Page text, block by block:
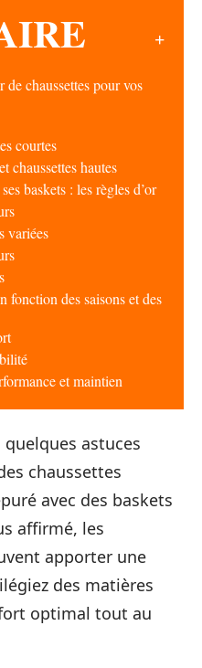
chaussettes pour vos
courtes
chaussettes hautes
baskets : les règles d’or
variées
fonction des saisons et des
et maintien
astuces
chaussettes
avec des baskets
affirmé, les
apporter une
des matières
optimal tout au